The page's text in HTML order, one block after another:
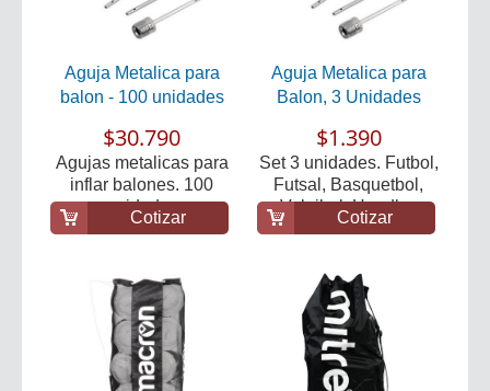
Aguja Metalica para
balon - 100 unidades
$30.790
Agujas metalicas para
inflar balones. 100
unidades
Cotizar
Aguja Metalica para
Balon, 3 Unidades
$1.390
Set 3 unidades. Futbol,
Futsal, Basquetbol,
Voleibol, Handb...
Cotizar